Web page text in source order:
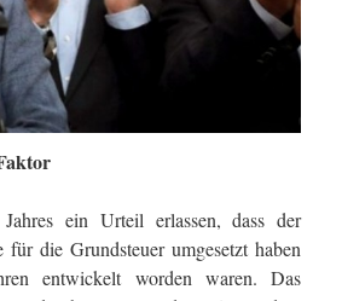
ein Urteil erlassen, dass der
die Grundsteuer umgesetzt haben
entwickelt worden waren. Das